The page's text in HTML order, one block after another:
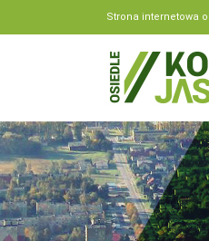
Strona internetowa